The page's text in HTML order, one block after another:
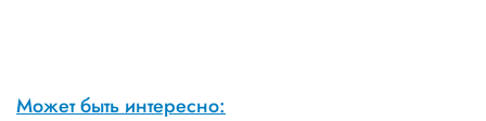
Может быть интересно: